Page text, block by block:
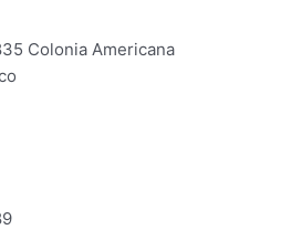
Colonia Americana